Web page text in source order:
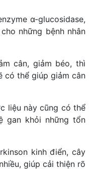
α-glucosidase,
những bệnh nhân
cân, giảm béo, thì
có thể giúp giảm cân
liệu này cũng có thể
gan khỏi những tổn
kinh điển, cây
giúp cải thiện rõ